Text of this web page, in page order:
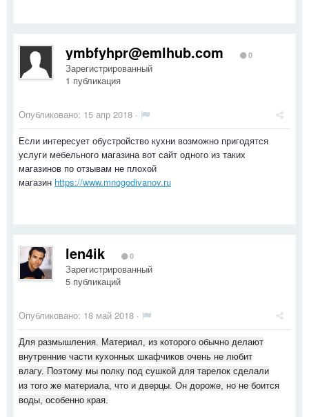
ymbfyhpr@emlhub.com 0
Зарегистрированный
1 публикация
Опубликовано: 15 апр 2018 ·
Если интересует обустройство кухни возможно пригодятся
услуги мебельного магазина вот сайт одного из таких
магазинов по отзывам не плохой
магазин https://www.mnogodivanov.ru
len4ik 0
Зарегистрированный
5 публикаций
Опубликовано: 18 май 2018 ·
Для размышления. Материал, из которого обычно делают
внутренние части кухонных шкафчиков очень не любит
влагу. Поэтому мы полку под сушкой для тарелок сделали
из того же материала, что и дверцы. Он дороже, но не боится
воды, особенно края.